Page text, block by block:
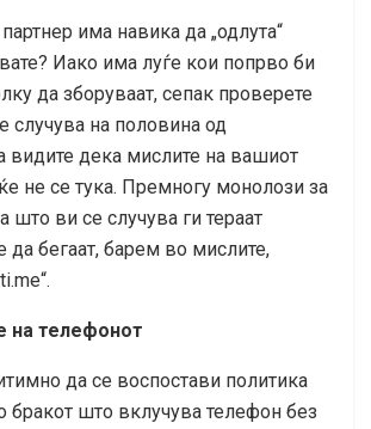
има навика да „одлута“
Иако има луѓе кои попрво би
да зборуваат, сепак проверете
случува на половина од
видите дека мислите на вашиот
не се тука. Премногу монолози за
што ви се случува ги тераат
да бегаат, барем во мислите,
на телефонот
да се воспостави политика
бракот што вклучува телефон без